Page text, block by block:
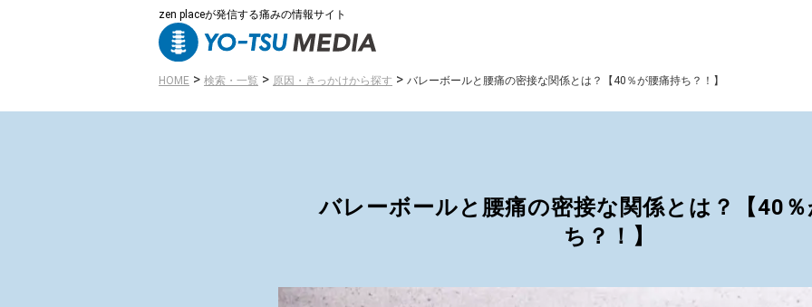
zen placeが発信する痛みの情報サイト
HOME > 検索・一覧 > 原因・きっかけから探す > バレーボールと腰痛の密接な関係とは？【40％が腰痛持ち？！】
バレーボールと腰痛の密接な関係とは？【40
ち？！】